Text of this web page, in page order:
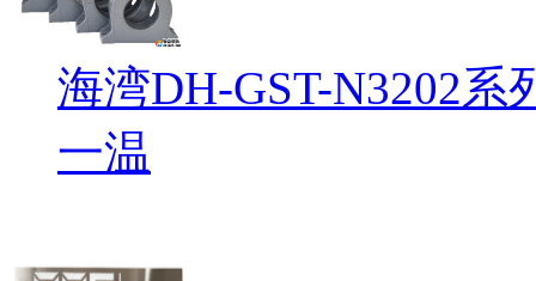
海湾DH-GST-N3202
一温